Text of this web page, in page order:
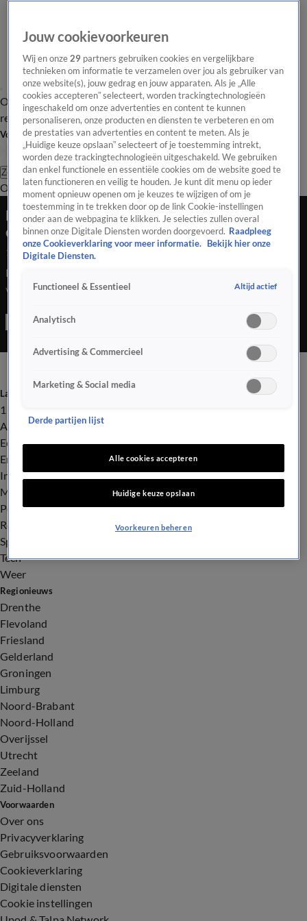
Overzicht Laatste nieuws Regionieuws Het beste van Hart
Tip de
redactie
Volg Hart van Nederland
Zoeken
OverzichtRegioUitzendingenWeerTip de redactiePanelVideo's
Let op wat je koopt: zo voorkom je oplichting via
een webshop
17 mrt 2024, 13:27
De Consumentenbond geeft tips hoe je oplichting kunt
voorkomen.
Laatste nieuws
112
Advies & Tips
Economie
Entertainment
Infrastructuur
Milieu en Gezondheid
Politiek
Royalty
Sport
Tech
Weer
Regionieuws
Drenthe
Flevoland
Friesland
Gelderland
Groningen
Limburg
Noord-Brabant
Noord-Holland
Overijssel
Utrecht
Zeeland
Zuid-Holland
Voorwaarden
Over ons
Privacyverklaring
Gebruiksvoorwaarden
Cookieverklaring
Digitale diensten
Cookie instellingen
Jouw cookievoorkeuren
Wij en onze29 partners gebruiken cookies en vergelijkbare
technieken om informatie te verzamelen over jou als gebruiker van
onze website(s), jouw gedrag en jouw apparaten. Als je „Alle
cookies accepteren” selecteert, worden trackingtechnologieën
ingeschakeld om onze advertenties en content te kunnen
personaliseren, onze producten en diensten te verbeteren en om
de prestaties van advertenties en content te meten. Als je
„Huidige keuze opslaan” selecteert of je toestemming intrekt,
worden deze trackingtechnologieën uitgeschakeld. We gebruiken
dan enkel functionele en essentiële cookies om de website goed te
laten functioneren en veilig te houden. Je kunt dit menu op ieder
moment opnieuw openen om je keuzes te wijzigen of om je
toestemming in te trekken door op de link Cookie-instellingen
onder aan de webpagina te klikken. Je selecties zullen overal
binnen onze Digitale Diensten worden doorgevoerd. Raadpleeg
onze Cookieverklaring voor meer informatie.
Bekijk hier onze
Digitale Diensten.
Functioneel & Essentieel Altijd actief
Analytisch
Advertising & Commercieel
Marketing & Social media
Derde partijen lijst
Alle cookies accepteren
Huidige keuze opslaan
Voorkeuren beheren